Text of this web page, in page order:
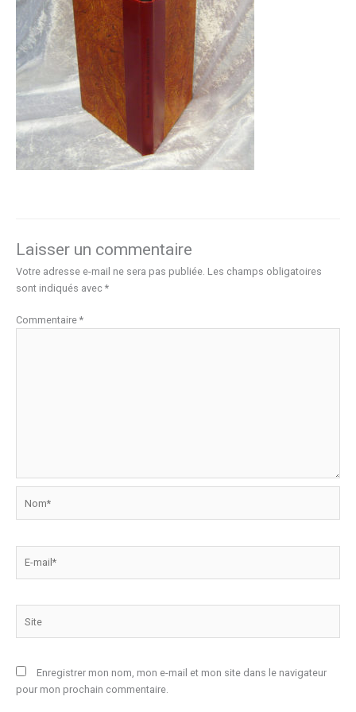
Laisser un commentaire
Votre adresse e-mail ne sera pas publiée. Les champs obligatoires
sont indiqués avec *
Commentaire *
mail*
Enregistrer mon nom, mon e-mail et mon site dans le navigateur
pour mon prochain commentaire.